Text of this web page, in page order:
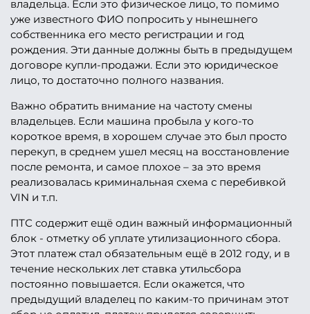
владельца. Если это физическое лицо, то помимо
уже известного ФИО попросить у нынешнего
собственника его место регистрации и год
рождения. Эти данные должны быть в предыдущем
договоре купли-продажи. Если это юридическое
лицо, то достаточно полного названия.
Важно обратить внимание на частоту смены
владельцев. Если машина пробыла у кого-то
короткое время, в хорошем случае это был просто
перекуп, в среднем ушел месяц на восстановление
после ремонта, и самое плохое – за это время
реализовалась криминальная схема с перебивкой
VIN и т.п.
ПТС содержит ещё один важный информационный
блок - отметку об уплате утилизационного сбора.
Этот платеж стал обязательным ещё в 2012 году, и в
течение нескольких лет ставка утильсбора
постоянно повышается. Если окажется, что
предыдущий владелец по каким-то причинам этот